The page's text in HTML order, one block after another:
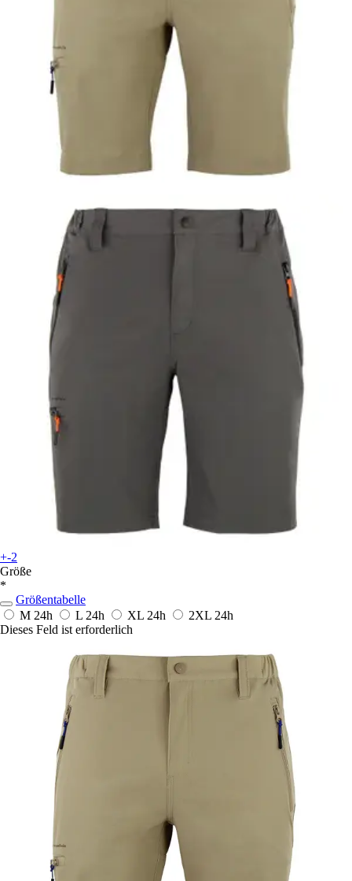
+-2
Größe
*
Größentabelle
M 24h L 24h XL 24h 2XL 24h
Dieses Feld ist erforderlich